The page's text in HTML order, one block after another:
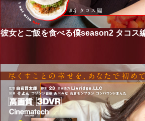
彼女とご飯を食べる僕season2 タコス